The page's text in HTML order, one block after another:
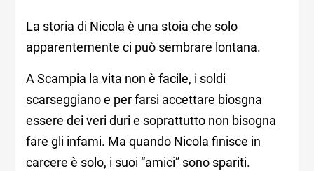
La storia di Nicola è una stoia che solo
apparentemente ci può sembrare lontana.
A Scampia la vita non è facile, i soldi
scarseggiano e per farsi accettare biosgna
essere dei veri duri e soprattutto non bisogna
fare gli infami. Ma quando Nicola finisce in
carcere è solo, i suoi “amici” sono spariti.